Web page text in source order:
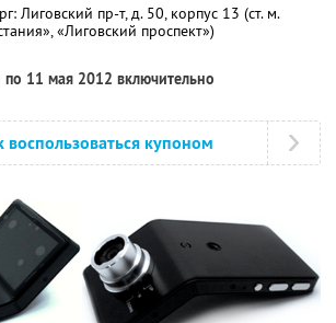
Лиговский пр-т, д. 50, корпус 13 (ст. м.
«Лиговский проспект»)
по 11 мая 2012 включительно
воспользоваться купоном